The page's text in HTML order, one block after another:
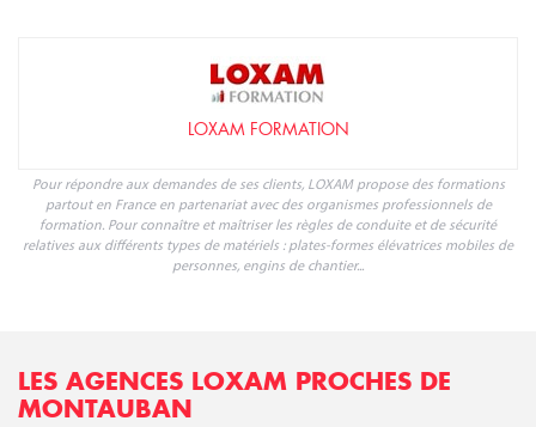
LOXAM FORMATION
Pour répondre aux demandes de ses clients, LOXAM propose des formations
partout en France en partenariat avec des organismes professionnels de
formation. Pour connaître et maîtriser les règles de conduite et de sécurité
relatives aux différents types de matériels : plates-formes élévatrices mobiles de
personnes, engins de chantier...
LES AGENCES LOXAM PROCHES DE
MONTAUBAN